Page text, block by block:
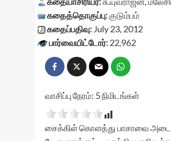
கதைத்தொகுப்பு:குடும்பம்
கதைப்பதிவு:July 23, 2012
பார்வையிட்டோர்:22,962
வாசிப்பு நேரம்: 5நிமிடங்கள்
சைக்கிள் கொளத்து பாசாவை